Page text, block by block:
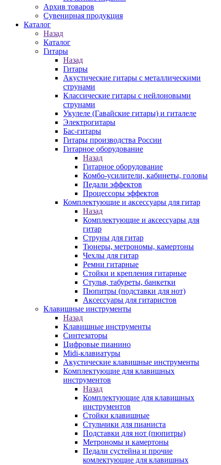
Архив товаров
Сувенирная продукция
Каталог
Назад
Каталог
Гитары
Назад
Гитары
Акустические гитары с металлическими
струнами
Классические гитары с нейлоновыми
струнами
Укулеле (Гавайские гитары) и гиталеле
Электрогитары
Бас-гитары
Гитары производства России
Гитарное оборудование
Назад
Гитарное оборудование
Комбо-усилители, кабинеты, головы
Педали эффектов
Процессоры эффектов
Комплектующие и аксессуары для гитар
Назад
Комплектующие и аксессуары для
гитар
Струны для гитар
Тюнеры, метрономы, камертоны
Чехлы для гитар
Ремни гитарные
Стойки и крепления гитарные
Стулья, табуреты, банкетки
Пюпитры (подставки для нот)
Аксессуары для гитаристов
Клавишные инструменты
Назад
Клавишные инструменты
Синтезаторы
Цифровые пианино
Midi-клавиатуры
Акустические клавишные инструменты
Комплектующие для клавишных
инструментов
Назад
Комплектующие для клавишных
инструментов
Стойки клавишные
Стульчики для пианиста
Подставки для нот (пюпитры)
Метрономы и камертоны
Педали сустейна и прочие
комлектующие для клавишных